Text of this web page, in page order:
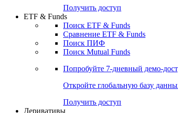
Попробуйте7-дневный
Откройте глобальную базу данных
Получить доступ
ETF & Funds
Поиск ETF & Funds
Сравнение ETF & Funds
Поиск ПИФ
Поиск Mutual Funds
Попробуйте7-дневный